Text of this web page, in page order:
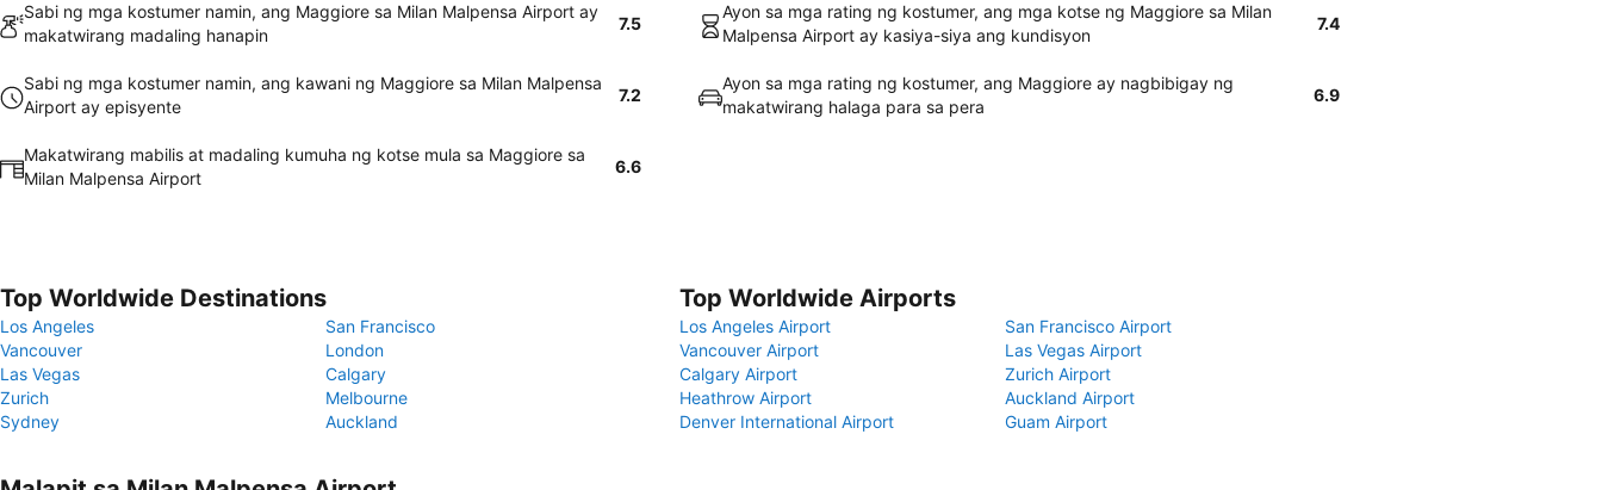
Sabi ng mga kostumer namin, ang Maggiore sa Milan Malpensa Airport ay
makatwirang madaling hanapin
7.5
Ayon sa mga rating ng kostumer, ang mga kotse ng Maggiore sa Milan
Malpensa Airport ay kasiya-siya ang kundisyon
7.4
Sabi ng mga kostumer namin, ang kawani ng Maggiore sa Milan Malpensa
Airport ay episyente
7.2
Ayon sa mga rating ng kostumer, ang Maggiore ay nagbibigay ng
makatwirang halaga para sa pera
6.9
Makatwirang mabilis at madaling kumuha ng kotse mula sa Maggiore sa
Milan Malpensa Airport
6.6
Top Worldwide Destinations
Los Angeles
San Francisco
Vancouver
London
Las Vegas
Calgary
Zurich
Melbourne
Sydney
Auckland
Top Worldwide Airports
Los Angeles Airport
San Francisco Airport
Vancouver Airport
Las Vegas Airport
Calgary Airport
Zurich Airport
Heathrow Airport
Auckland Airport
Denver International Airport
Guam Airport